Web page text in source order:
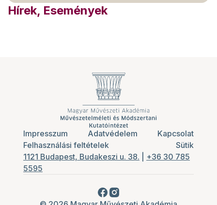
Hírek, Események
Impresszum Adatvédelem
Kapcsolat
Felhasználási feltételek
Sütik
1121 Budapest, Budakeszi u. 38.
+36 30 785
5595